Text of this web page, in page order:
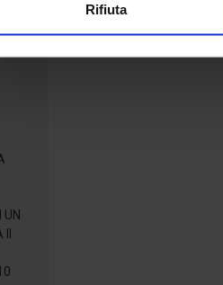
Identificare il tuo dispositivo,
dei dati web, pubblicità e
Rifiuta
UN